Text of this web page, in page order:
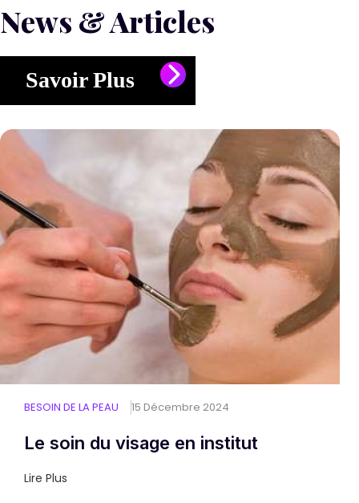
News & Articles
Savoir Plus
Le soin du visage en institut
15 Décembre 2024
BESOIN DE LA PEAU
Lire Plus